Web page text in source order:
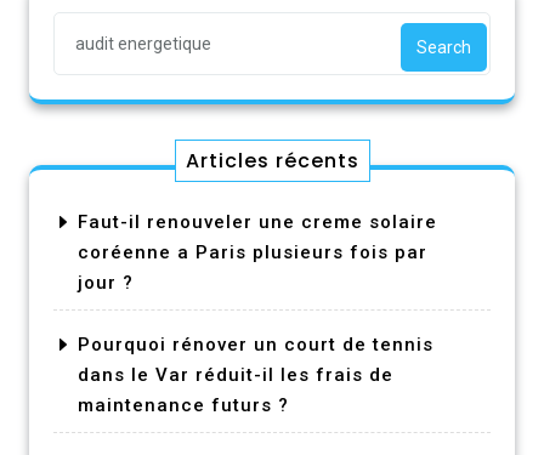
Search
Articles récents
Faut-il renouveler une creme solaire
coréenne a Paris plusieurs fois par
jour ?
Pourquoi rénover un court de tennis
dans le Var réduit-il les frais de
maintenance futurs ?